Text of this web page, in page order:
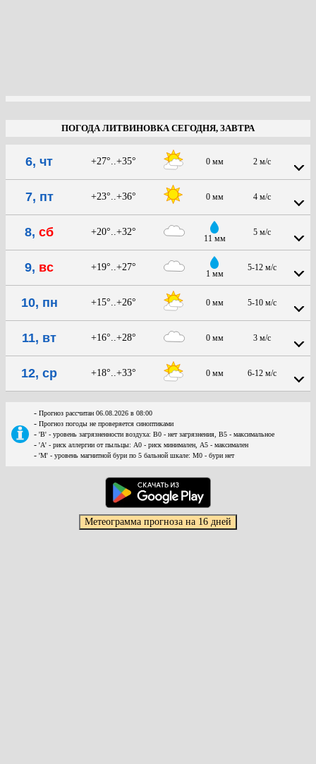
ПОГОДА ЛИТВИНОВКА СЕГОДНЯ, ЗАВТРА
6, чт +27°..+35° 0 мм 2 м/с
7, пт +23°..+36° 0 мм 4 м/с
8, сб +20°..+32°
11 мм
5 м/с
9, вс +19°..+27°
1 мм
5-12 м/с
10, пн +15°..+26° 0 мм 5-10 м/с
11, вт +16°..+28° 0 мм 3 м/с
12, ср +18°..+33° 0 мм 6-12 м/с
- Прогноз рассчитан 06.08.2026 в 08:00
- Прогноз погоды не проверяется синоптиками
- 'В' - уровень загрязненности воздуха: В0 - нет загрязнения, В5 - максимальное
- 'А' - риск аллергии от пыльцы: А0 - риск минимален, А5 - максимален
- 'М' - уровень магнитной бури по 5 бальной шкале: М0 - бури нет